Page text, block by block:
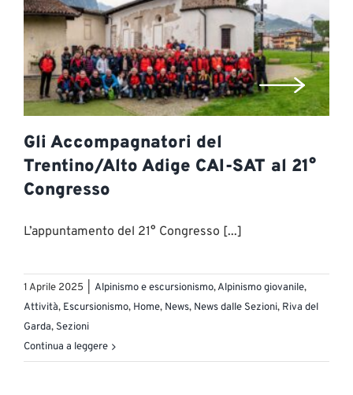
Gli Accompagnatori del
Trentino/Alto Adige CAI-SAT al 21°
Congresso
L’appuntamento del 21° Congresso [...]
1 Aprile 2025 Alpinismo e escursionismo,Alpinismo giovanile,
Attività, Escursionismo, Home, News, News dalle Sezioni, Riva del
Garda, Sezioni
Continua a leggere